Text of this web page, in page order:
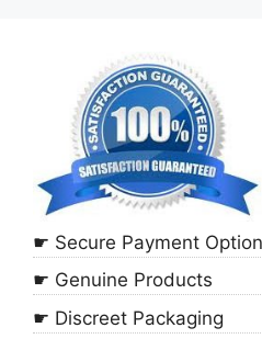
☛ Secure Payment
☛ Genuine Products
☛ Discreet Packaging